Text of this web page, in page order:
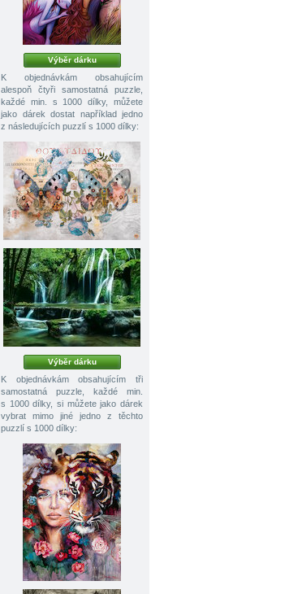
Výběr dárku
K objednávkám obsahujícím
alespoň čtyři samostatná puzzle,
každé min. s 1000 dílky, můžete
jako dárek dostat například jedno
z následujících puzzlí s 1000 dílky:
Výběr dárku
K objednávkám obsahujícím tři
samostatná puzzle, každé min.
s 1000 dílky, si můžete jako dárek
vybrat mimo jiné jedno z těchto
puzzlí s 1000 dílky: